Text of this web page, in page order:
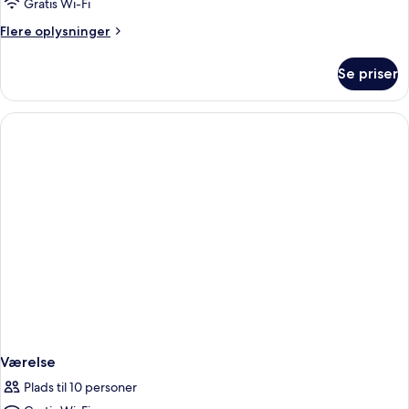
Gratis Wi-Fi
Flere oplysninger
Flere
Room
Se priser
Værelse
Plads til 10 personer